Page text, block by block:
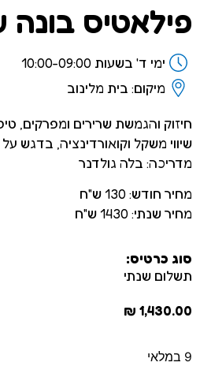
פילאטיס בונה
ימי ד' בשעות 10:00-09:00
מיקום: בית מלינוב
חיזוק והגמשת שרירים ומפרקים,
שיווי משקל וקואורדינציה, בדגש
מדריכה: בלה גולדנר
מחיר חודש: 130 ש"ח
מחיר שנתי: 1430 ש"ח
סוג כרטיס:
תשלום שנתי
₪ 1,430.00
9 במלאי